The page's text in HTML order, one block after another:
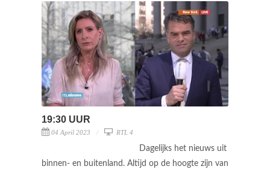
19:30 UUR
04 April 2023 RTL 4
Dagelijks het nieuws uit
binnen- en buitenland. Altijd op de hoogte zijn van